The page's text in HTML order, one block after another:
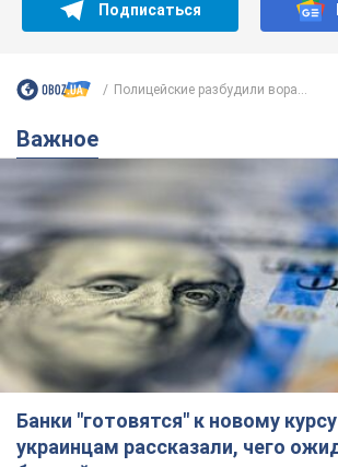
Подписаться
Полицейские разбудили вора...
Важное
Банки "готовятся" к новому
украинцам рассказали, чего